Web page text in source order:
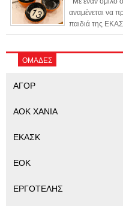
αναμένεται να
παιδιά της
ΟΜΑΔΕΣ
ΑΓΟΡ
ΑΟΚ ΧΑΝΙΑ
ΕΚΑΣΚ
ΕΟΚ
ΕΡΓΟΤΕΛΗΣ